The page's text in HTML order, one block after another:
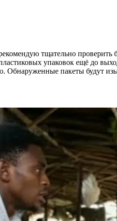
тщательно
упаковок ещё до
Обнаруженные пакеты будут